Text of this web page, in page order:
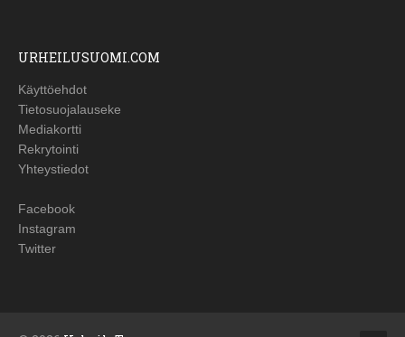
URHEILUSUOMI.COM
Käyttöehdot
Tietosuojalauseke
Mediakortti
Rekrytointi
Yhteystiedot
Facebook
Instagram
Twitter